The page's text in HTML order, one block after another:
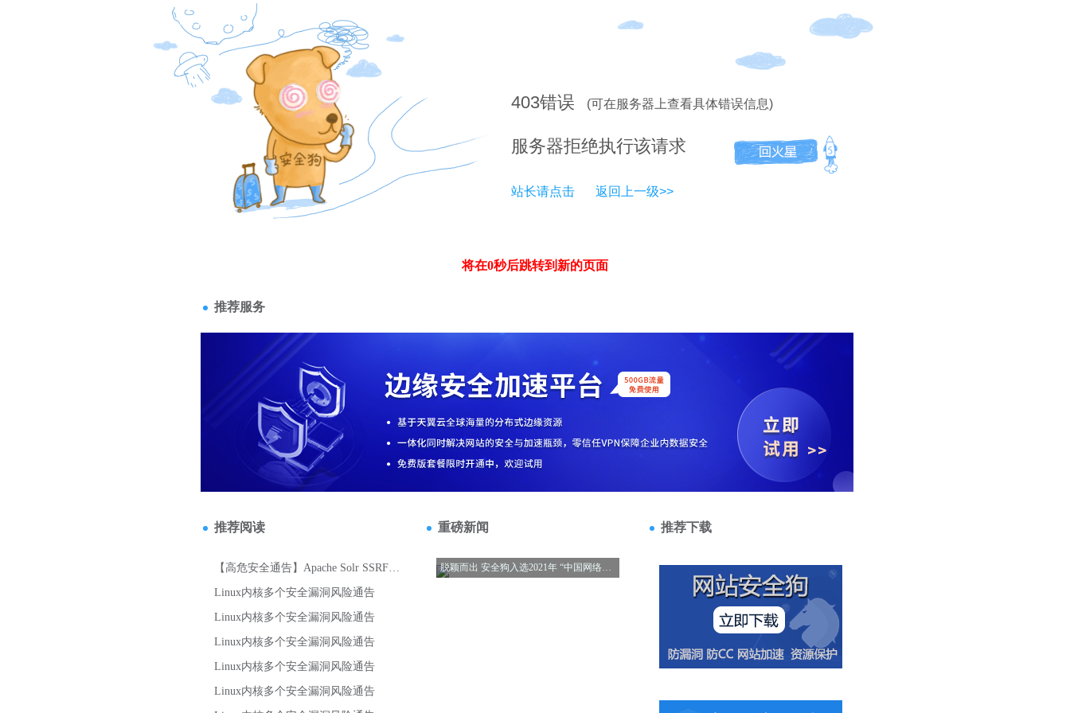
403错误 (可在服务器上查看具体错误信息)
服务器拒绝执行该请求
站长请点击 返回上一级>>